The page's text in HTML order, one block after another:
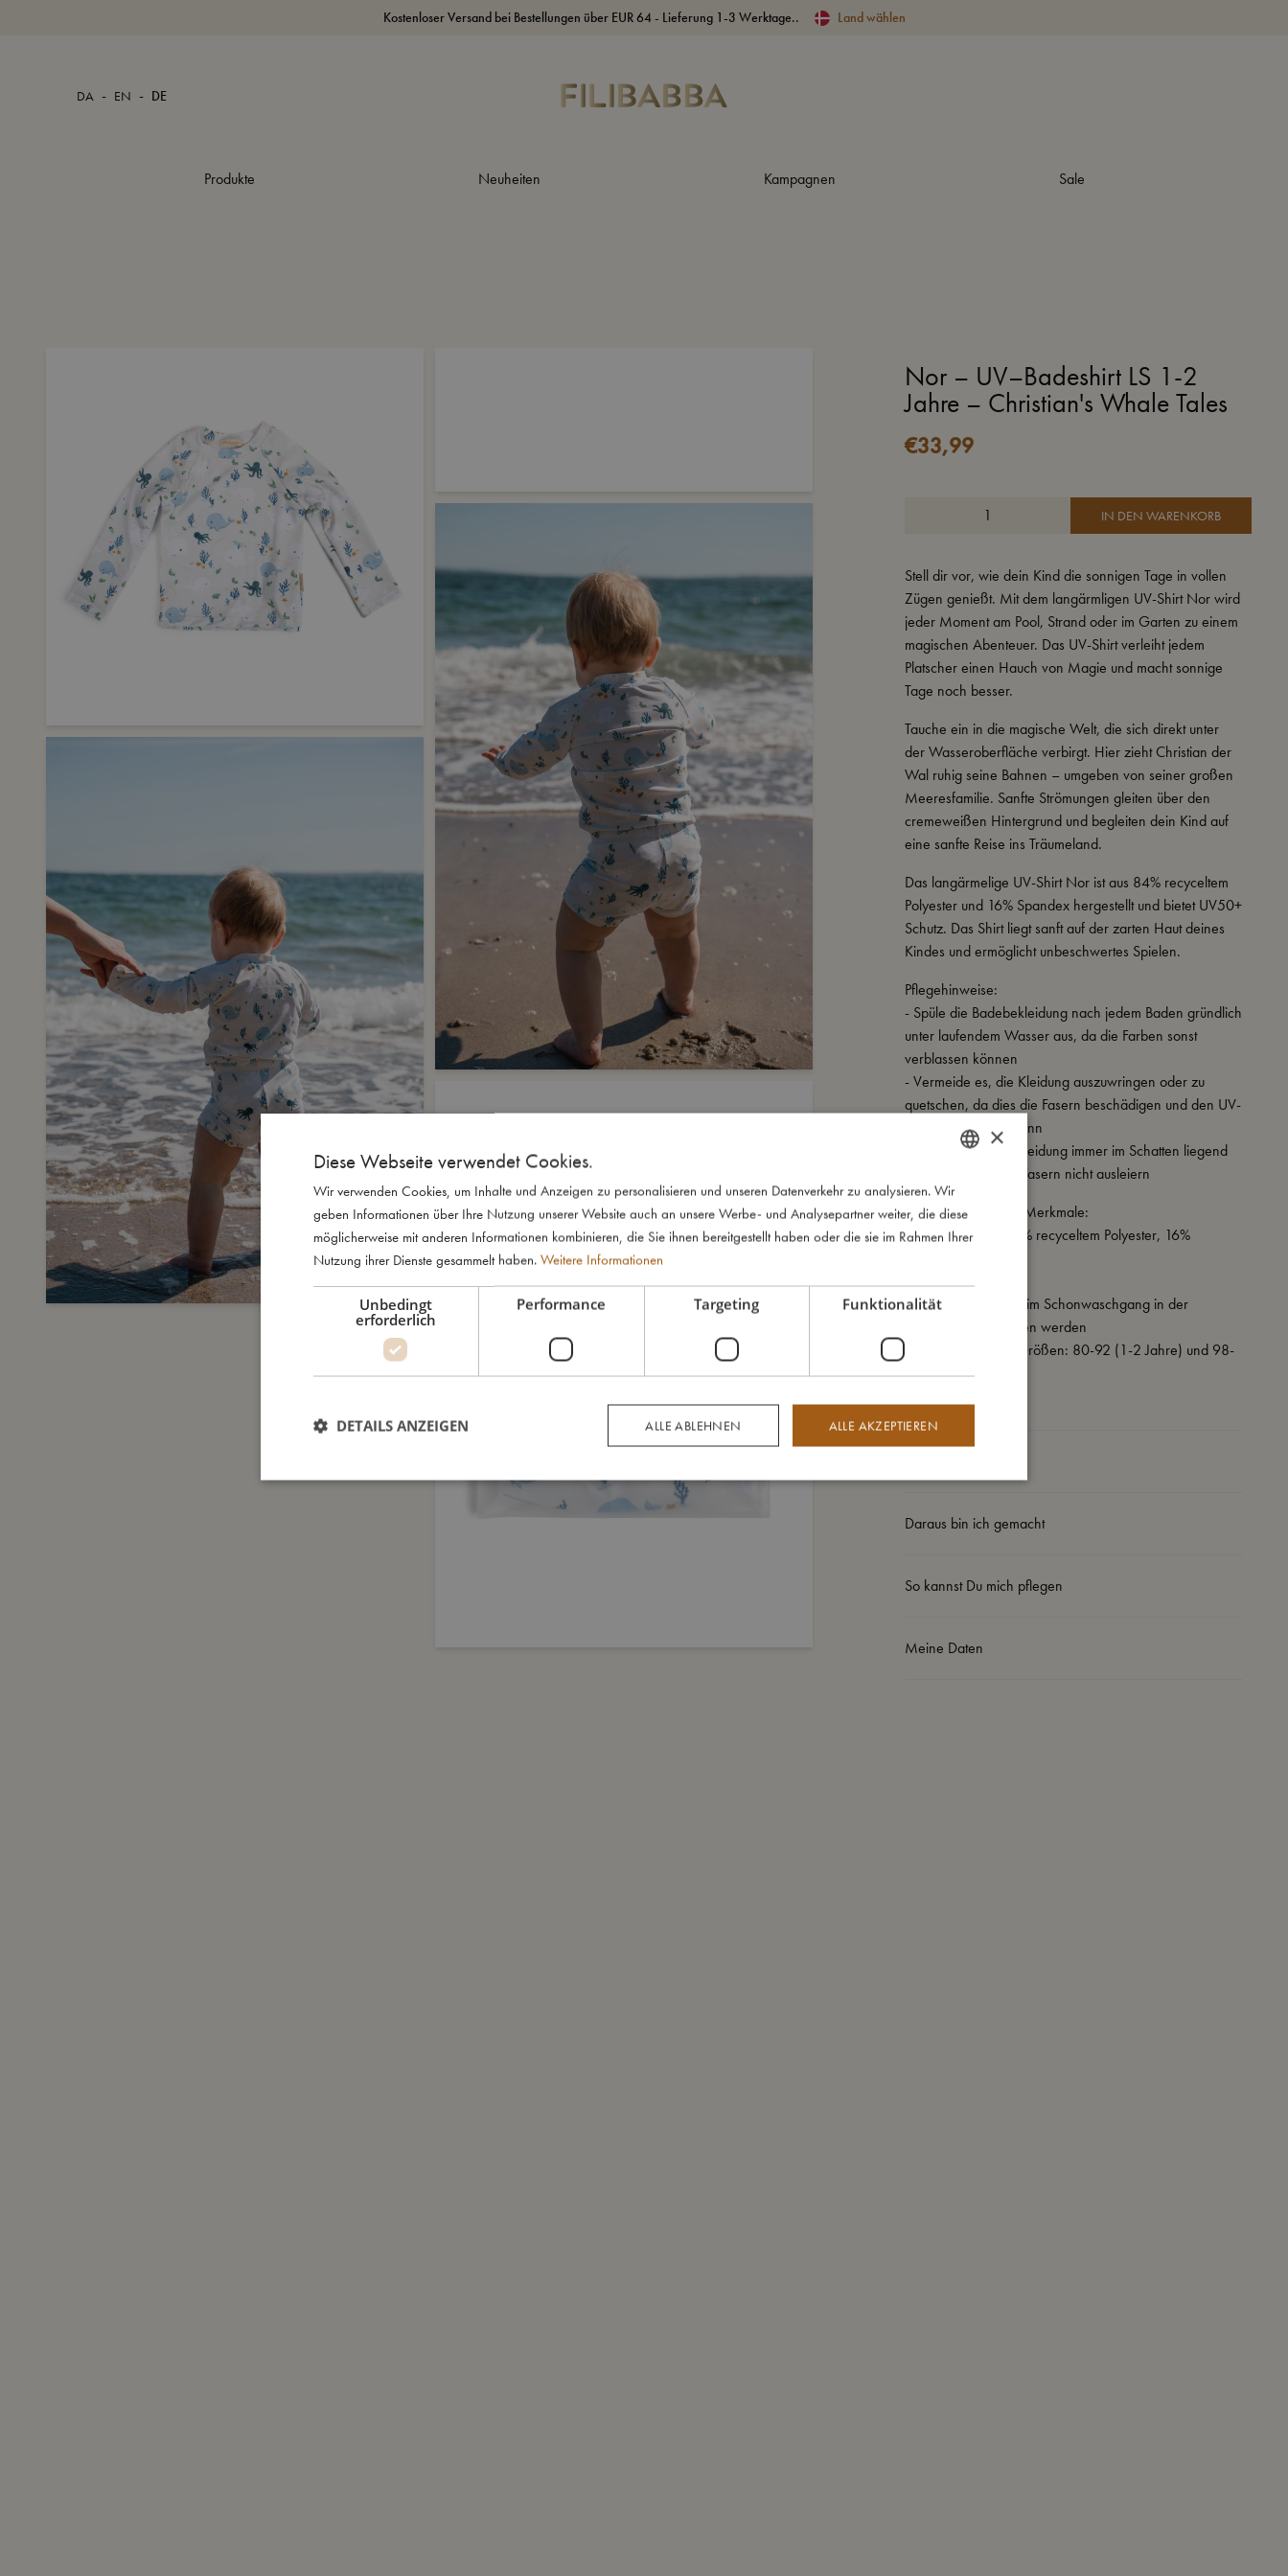
Kostenloser Versand bei Bestellungen über EUR 64 - Lieferung 1-3 Werktage.. Land wählen
DA - EN - DE
Produkte Neuheiten Kampagnen Sale
Nor – UV–Badeshirt LS 1-2
Jahre – Christian's Whale Tales
€33,99
IN DEN WARENKORB
Stell dir vor, wie dein Kind die sonnigen Tage in vollen
Zügen genießt. Mit dem langärmligen UV-Shirt Nor wird
jeder Moment am Pool, Strand oder im Garten zu einem
magischen Abenteuer. Das UV-Shirt verleiht jedem
Platscher einen Hauch von Magie und macht sonnige
Tage noch besser.
Tauche ein in die magische Welt, die sich direkt unter
der Wasseroberfläche verbirgt. Hier zieht Christian der
Wal ruhig seine Bahnen – umgeben von seiner großen
Meeresfamilie. Sanfte Strömungen gleiten über den
cremeweißen Hintergrund und begleiten dein Kind auf
eine sanfte Reise ins Träumeland.
Das langärmelige UV-Shirt Nor ist aus 84% recyceltem
Polyester und 16% Spandex hergestellt und bietet UV50+
Schutz. Das Shirt liegt sanft auf der zarten Haut deines
Kindes und ermöglicht unbeschwertes Spielen.
Pflegehinweise:
- Spüle die Badebekleidung nach jedem Baden gründlich
unter laufendem Wasser aus, da die Farben sonst
verblassen können
- Vermeide es, die Kleidung auszuwringen oder zu
quetschen, da dies die Fasern beschädigen und den UV-
Schutz verringern kann
- Lasse die Badebekleidung immer im Schatten liegend
trocknen, damit die Fasern nicht ausleiern
Meine besonderen Merkmale:
- Hergestellt aus 84% recyceltem Polyester, 16%
- UV-Schutz 50+
- Kann bei 30 Grad im Schonwaschgang in der
Maschine gewaschen werden
- Erhältlich in zwei Größen: 80-92 (1-2 Jahre) und 98-
104 (3-4 Jahre)
Daraus bin ich gemacht
So kannst Du mich pflegen
Meine Daten
DANISH
ENGLISH
×
Diese Webseite verwendet Cookies.
Wir verwenden Cookies, um Inhalte und Anzeigen zu personalisieren und unseren Datenverkehr zu analysieren. Wir
geben Informationen über Ihre Nutzung unserer Website auch an unsere Werbe- und Analysepartner weiter, die diese
möglicherweise mit anderen Informationen kombinieren, die Sie ihnen bereitgestellt haben oder die sie im Rahmen Ihrer
Nutzung ihrer Dienste gesammelt haben. Weitere Informationen
Unbedingt
erforderlich
Performance Targeting Funktionalität
ALLE AKZEPTIEREN
ALLE ABLEHNEN
DETAILS ANZEIGEN